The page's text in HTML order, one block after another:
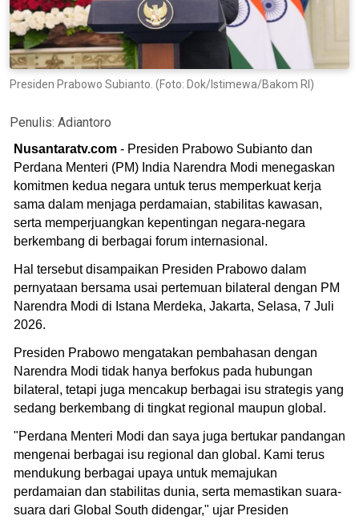
Presiden Prabowo Subianto. (Foto: Dok/Istimewa/Bakom RI)
Penulis: Adiantoro
Nusantaratv.com - Presiden Prabowo Subianto dan
Perdana Menteri (PM) India Narendra Modi menegaskan
komitmen kedua negara untuk terus memperkuat kerja
sama dalam menjaga perdamaian, stabilitas kawasan,
serta memperjuangkan kepentingan negara-negara
berkembang di berbagai forum internasional.
Hal tersebut disampaikan Presiden Prabowo dalam
pernyataan bersama usai pertemuan bilateral dengan PM
Narendra Modi di Istana Merdeka, Jakarta, Selasa, 7 Juli
2026.
Presiden Prabowo mengatakan pembahasan dengan
Narendra Modi tidak hanya berfokus pada hubungan
bilateral, tetapi juga mencakup berbagai isu strategis yang
sedang berkembang di tingkat regional maupun global.
"Perdana Menteri Modi dan saya juga bertukar pandangan
mengenai berbagai isu regional dan global. Kami terus
mendukung berbagai upaya untuk memajukan
perdamaian dan stabilitas dunia, serta memastikan suara-
suara dari Global South didengar," ujar Presiden